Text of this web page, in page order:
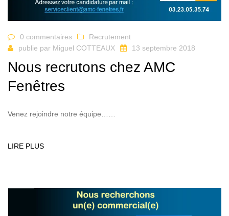
0 commentaires
Recrutement
publie par Miguel COTTEAUX 13 septembre 2018
Nous recrutons chez AMC
Fenêtres
Venez rejoindre notre équipe……
LIRE PLUS